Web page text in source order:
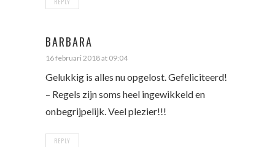
BARBARA
16 februari 2018 at 09:04
Gelukkig is alles nu opgelost. Gefeliciteerd!
– Regels zijn soms heel ingewikkeld en
onbegrijpelijk. Veel plezier!!!
REPLY